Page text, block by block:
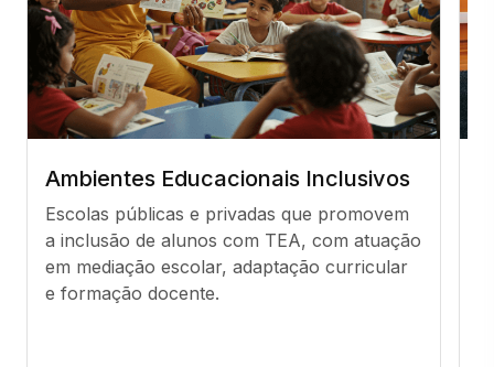
Ambientes Educacionais Inclusivos
Escolas públicas e privadas que promovem
a inclusão de alunos com TEA, com atuação
em mediação escolar, adaptação curricular
e formação docente.